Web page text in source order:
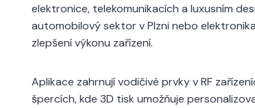
elektronice, telekomunikacích a luxusním
automobilový sektor v Plzni nebo
zlepšení výkonu zařízení.
Aplikace zahrnují vodičivé prvky v RF
špercích, kde 3D tisk umožňuje